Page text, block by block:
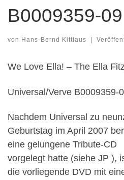
B0009359-
von Hans-Bernd Kittlaus
We Love Ella! – The Ella
Universal/Verve B0009359-
Nachdem Universal zu
Geburtstag im April 2007
eine gelungene Tribute-CD
vorgelegt hatte (siehe JP ),
die vorliegende DVD mit